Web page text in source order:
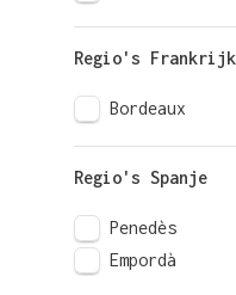
Regio's Frankrijk
Bordeaux
Regio's Spanje
Penedès
Empordà